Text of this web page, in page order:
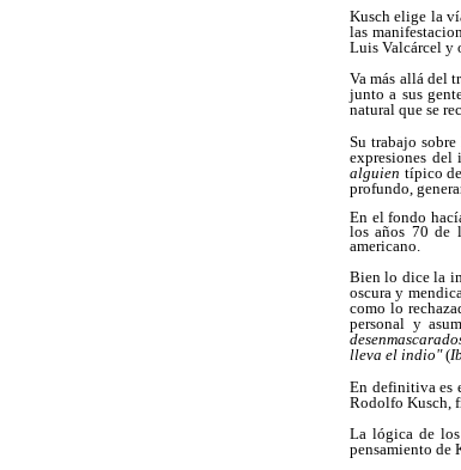
Kusch elige la
las
Luis Valcárcel y
Va más allá del
junto a sus
natural que se
Su trabajo
expresiones del
alguien típico
profundo,
En el fondo
los años 70 de
americano.
Bien lo dice la
oscura y
como lo
personal y
lleva el indio"(
En definitiva es
Rodolfo Kusch,
La lógica de los
pensamiento de